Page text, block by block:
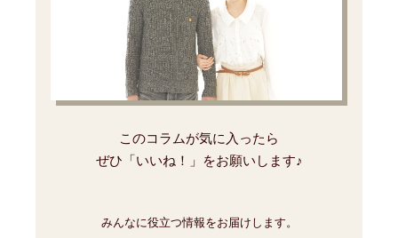
このコラムが気に入ったら
ぜひ「いいね！」をお願いします♪
みんなに役立つ情報をお届けします。